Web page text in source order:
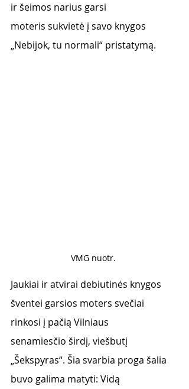
ir šeimos narius garsi
moteris sukvietė į savo knygos
„Nebijok, tu normali“ pristatymą.
Jaukiai ir atvirai debiutinės knygos
šventei garsios moters svečiai
rinkosi į pačią Vilniaus
senamiesčio širdį, viešbutį
„Šekspyras“. Šia svarbia proga šalia
buvo galima matyti: Vidą